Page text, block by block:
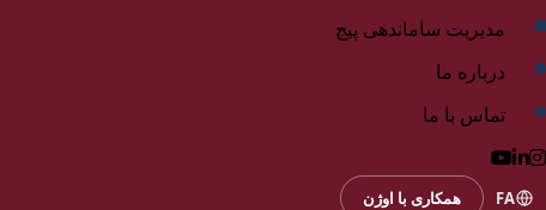
مدیریت ساماندهی پیج
درباره ما
تماس با ما
FA همکاری با اوژن